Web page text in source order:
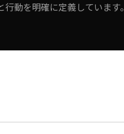
動を明確に定義しています。